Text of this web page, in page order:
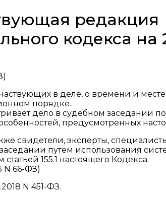
редакция
кодекса на
в деле, о времени и месте
порядке.
дело в судебном заседании
предусмотренных
свидетели, эксперты,
путем использования
155.1 настоящего Кодекса.
N 66-ФЗ)
N 451-ФЗ.